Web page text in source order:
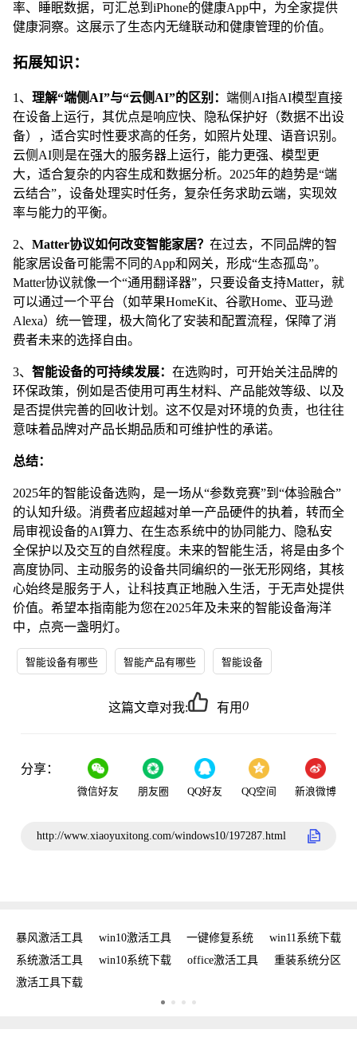
率、睡眠数据，可汇总到iPhone的健康App中，为全家提供
健康洞察。这展示了生态内无缝联动和健康管理的价值。
拓展知识：
1、 理解“端侧AI”与“云侧AI”的区别： 端侧AI指AI模型直接
在设备上运行，其优点是响应快、隐私保护好（数据不出设
备），适合实时性要求高的任务，如照片处理、语音识别。
云侧AI则是在强大的服务器上运行，能力更强、模型更
大，适合复杂的内容生成和数据分析。2025年的趋势是“端
云结合”，设备处理实时任务，复杂任务求助云端，实现效
率与能力的平衡。
2、 Matter协议如何改变智能家居？ 在过去，不同品牌的智
能家居设备可能需不同的App和网关，形成“生态孤岛”。
Matter协议就像一个“通用翻译器”，只要设备支持Matter，就
可以通过一个平台（如苹果HomeKit、谷歌Home、亚马逊
Alexa）统一管理，极大简化了安装和配置流程，保障了消
费者未来的选择自由。
3、 智能设备的可持续发展： 在选购时，可开始关注品牌的
环保政策，例如是否使用可再生材料、产品能效等级、以及
是否提供完善的回收计划。这不仅是对环境的负责，也往往
意味着品牌对产品长期品质和可维护性的承诺。
总结：
2025年的智能设备选购，是一场从“参数竞赛”到“体验融合”
的认知升级。消费者应超越对单一产品硬件的执着，转而全
局审视设备的AI算力、在生态系统中的协同能力、隐私安
全保护以及交互的自然程度。未来的智能生活，将是由多个
高度协同、主动服务的设备共同编织的一张无形网络，其核
心始终是服务于人，让科技真正地融入生活，于无声处提供
价值。希望本指南能为您在2025年及未来的智能设备海洋
中，点亮一盏明灯。
智能设备有哪些 智能产品有哪些 智能设备
这篇文章对我: 有用0
分享：
微信好友 朋友圈 QQ好友 QQ空间 新浪微博
http://www.xiaoyuxitong.com/windows10/197287.html
暴风激活工具 win10激活工具 一键修复系统
win11系统下载
系统激活工具
win10系统下载 office激活工具
重装系统分区
激活工具下载